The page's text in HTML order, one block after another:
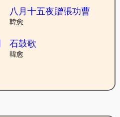
八月十五夜贈張功曹
韓愈
石鼓歌
韓愈